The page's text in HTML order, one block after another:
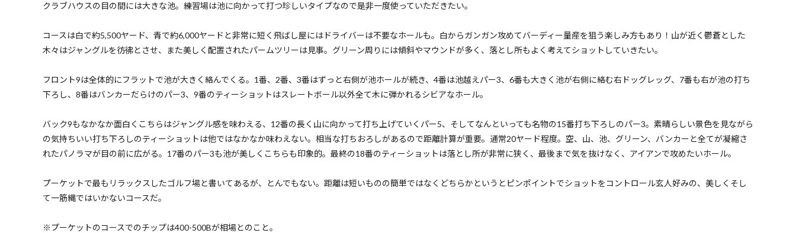
クラブハウスの目の間には大きな池。練習場は池に向かって打つ珍しいタイプなので是非一度使っていただきたい。
コースは白で約5,500ヤード、青で約6,000ヤードと非常に短く飛ばし屋にはドライバーは不要なホールも。白からガンガン攻めてバーディー量産を狙う楽しみ方もあり！山が近く鬱蒼とした
木々はジャングルを彷彿とさせ、また美しく配置されたパームツリーは見事。グリーン周りには傾斜やマウンドが多く、落とし所もよく考えてショットしていきたい。
フロント9は全体的にフラットで池が大きく絡んでくる。1番、2番、3番はずっと右側が池ホールが続き、4番は池越えパー3、6番も大きく池が右側に絡む右ドッグレッグ、7番も右が池の打ち
下ろし、8番はバンカーだらけのパー3、9番のティーショットはスレートボール以外全て木に弾かれるシビアなホール。
バック9もなかなか面白くこちらはジャングル感を味わえる、12番の長く山に向かって打ち上げていくパー5、そしてなんといっても名物の15番打ち下ろしのパー3。素晴らしい景色を見ながら
の気持ちいい打ち下ろしのティーショットは他ではなかなか味わえない。相当な打ちおろしがあるので距離計算が重要。通常20ヤード程度。空、山、池、グリーン、バンカーと全てが凝縮さ
れたパノラマが目の前に広がる。17番のパー3も池が美しくこちらも印象的。最終の18番のティーショットは落とし所が非常に狭く、最後まで気を抜けなく、アイアンで攻めたいホール。
プーケットで最もリラックスしたゴルフ場と書いてあるが、とんでもない。距離は短いものの簡単ではなくどちらかというとピンポイントでショットをコントロール玄人好みの、美しくそし
て一筋縄ではいかないコースだ。
※プーケットのコースでのチップは400-500Bが相場とのこと。